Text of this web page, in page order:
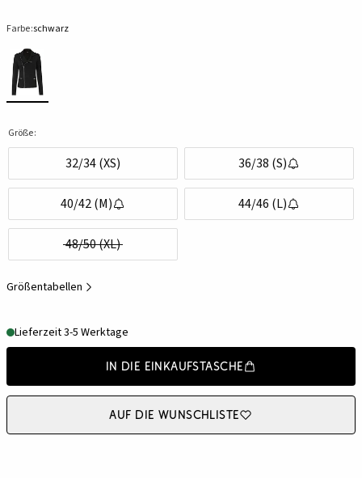
Farbe:schwarz
Größe:
32/34 (XS) 36/38 (S)
40/42 (M) 44/46 (L)
48/50 (XL)
Größentabellen
Lieferzeit 3-5 Werktage
In die Einkaufstasche
Auf die Wunschliste